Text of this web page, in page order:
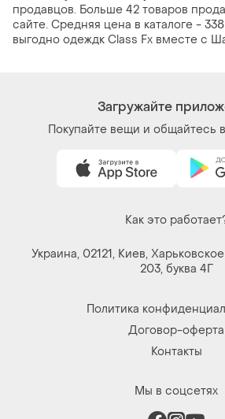
продавцов. Больше 42 товаров
сайте. Средняя цена в каталоге -
выгодно одеждк Class Fx вместе с
Загружайте
Покупайте вещи и общайтесь
Как это
Украина, 02121, Киев,
203, буква 4Г
Политика
Договор-оферта
Контакты
Мы в соцсетях